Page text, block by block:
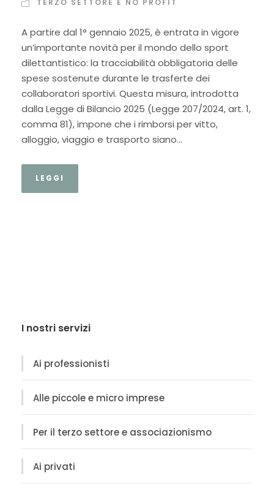
TERZO SETTORE E NO PROFIT
A partire dal 1° gennaio 2025, è entrata in vigore
un’importante novità per il mondo dello sport
dilettantistico: la tracciabilità obbligatoria delle
spese sostenute durante le trasferte dei
collaboratori sportivi. Questa misura, introdotta
dalla Legge di Bilancio 2025 (Legge 207/2024, art. 1,
comma 81), impone che i rimborsi per vitto,
alloggio, viaggio e trasporto siano...
LEGGI
I nostri servizi
Ai professionisti
Alle piccole e micro imprese
Per il terzo settore e associazionismo
Ai privati